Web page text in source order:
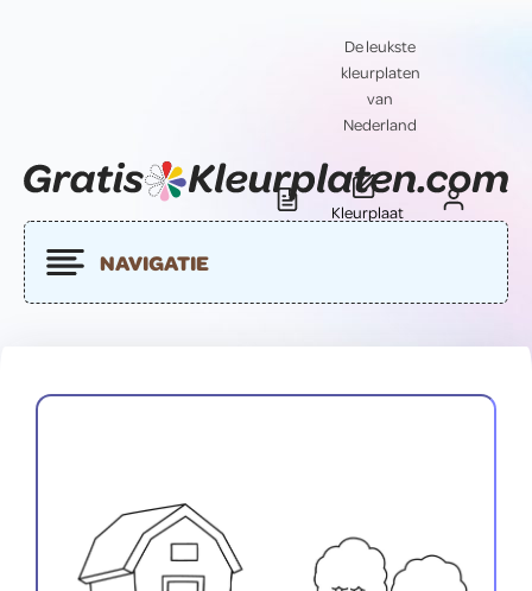
De leukste
kleurplaten
van
Nederland
Blog
Kleurplaat
Contact
NAVIGATIE